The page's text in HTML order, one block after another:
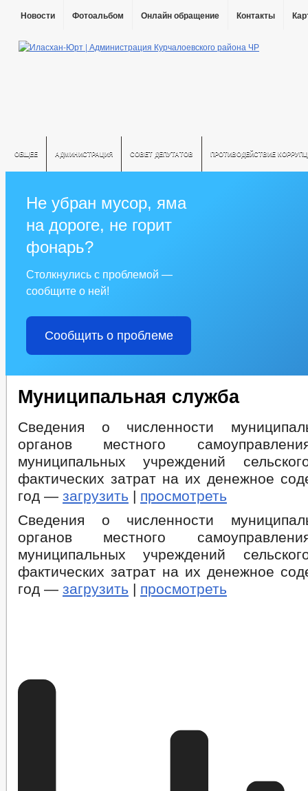
Новости Фотоальбом Онлайн обращение Контакты
ОБЩЕЕ АДМИНИСТРАЦИЯ СОВЕТ ДЕПУТАТОВ ПРОТИВОДЕЙСТВИЕ
Не убран мусор, яма
на дороге, не горит
фонарь?
Столкнулись с проблемой —
сообщите о ней!
Сообщить о проблеме
Муниципальная служба
Сведения о численности
органов местного
муниципальных учреждений
фактических затрат на их денежное
год — загрузить | просмотреть
Сведения о численности
органов местного
муниципальных учреждений
фактических затрат на их денежное
год — загрузить | просмотреть